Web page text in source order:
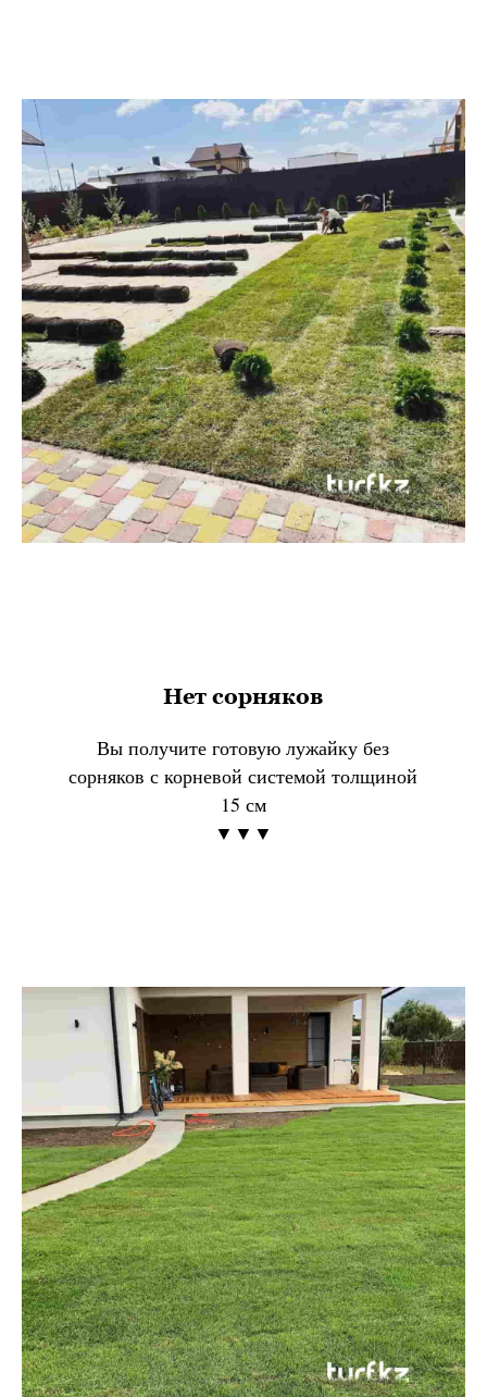
Нет сорняков
Вы получите готовую лужайку без
сорняков с корневой системой толщиной
15 см
▼▼▼